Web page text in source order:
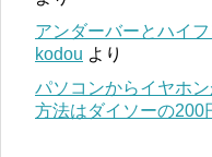
アンダーバーとハイ
kodou より
パソコンからイヤホ
方法はダイソーの200